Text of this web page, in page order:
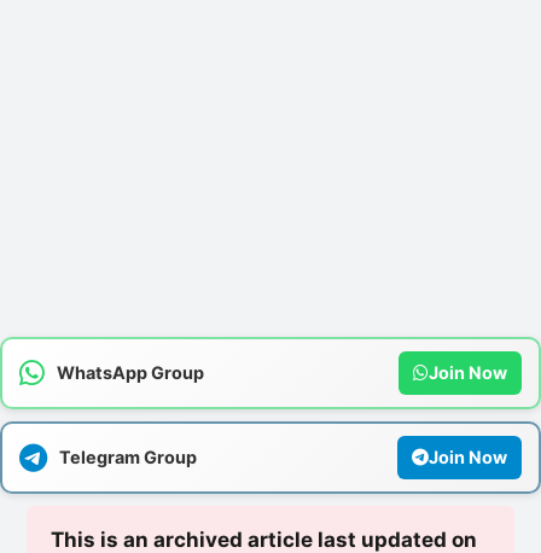
WhatsApp Group Join Now
Telegram Group Join Now
This is an archived article last updated on